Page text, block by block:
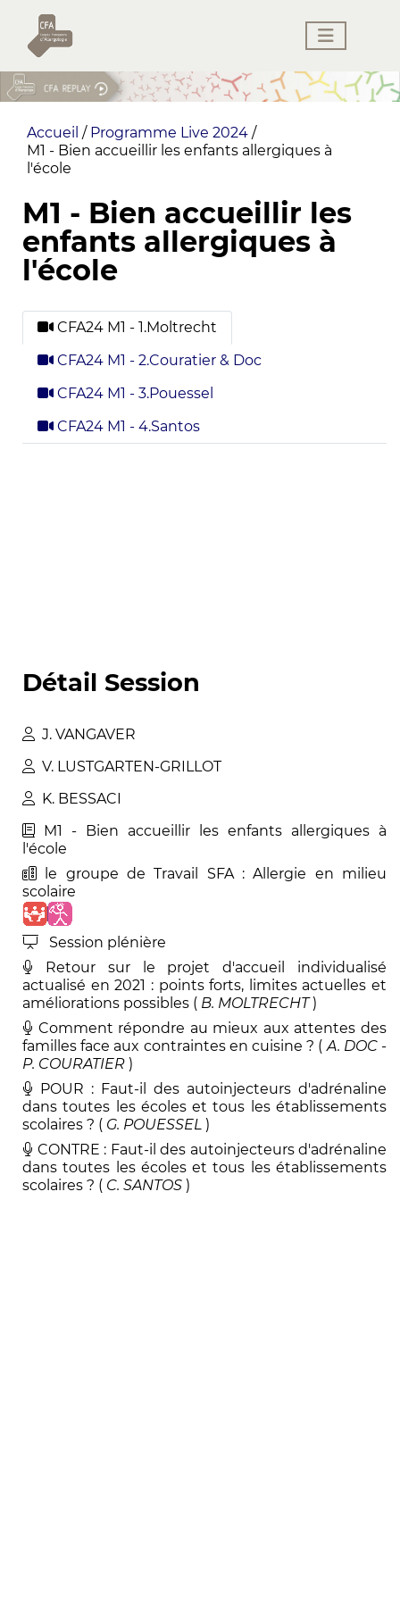
Accueil / Programme Live 2024 /
M1 - Bien accueillir les enfants allergiques à
l'école
M1 - Bien accueillir les
enfants allergiques à
l'école
CFA24 M1 - 1.Moltrecht
CFA24 M1 - 2.Couratier & Doc
CFA24 M1 - 3.Pouessel
CFA24 M1 - 4.Santos
Détail Session
J. VANGAVER
V. LUSTGARTEN-GRILLOT
K. BESSACI
M1 - Bien accueillir les enfants allergiques à
l'école
le groupe de Travail SFA : Allergie en milieu
scolaire
Session plénière
Retour sur le projet d'accueil individualisé
actualisé en 2021 : points forts, limites actuelles et
améliorations possibles ( B. MOLTRECHT )
Comment répondre au mieux aux attentes des
familles face aux contraintes en cuisine ? ( A. DOC -
P. COURATIER )
POUR : Faut-il des autoinjecteurs d'adrénaline
dans toutes les écoles et tous les établissements
scolaires ? ( G. POUESSEL )
CONTRE : Faut-il des autoinjecteurs d'adrénaline
dans toutes les écoles et tous les établissements
scolaires ? ( C. SANTOS )